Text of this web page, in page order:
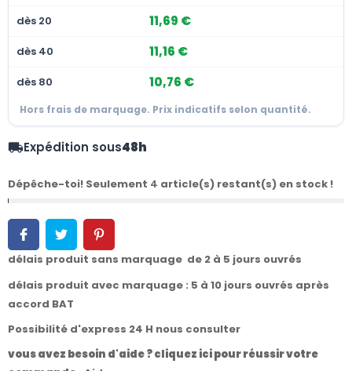
dès 20 11,69 €
dès 40 11,16 €
dès 80 10,76 €
Hors frais de marquage. Prix indicatifs selon quantité.
local_shippingExpédition sous48h
Dépêche-toi! Seulement 4 article(s) restant(s) en stock !
délais produit sans marquage de 2 à 5 jours ouvrés
délais produit avec marquage : 5 à 10 jours ouvrés après
accord BAT
Possibilité d'express 24 H nous consulter
vous avez besoin d'aide ? cliquez ici pour réussir votre